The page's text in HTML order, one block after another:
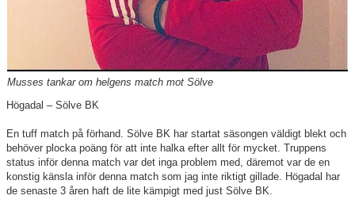
Styrelse Högadals IS
Musses tankar om helgens match mot Sölve
Högadal – Sölve BK
En tuff match på förhand. Sölve BK har startat säsongen väldigt blekt och
behöver plocka poäng för att inte halka efter allt för mycket. Truppens
status inför denna match var det inga problem med, däremot var de en
konstig känsla inför denna match som jag inte riktigt gillade. Högadal har
de senaste 3 åren haft de lite kämpigt med just Sölve BK.